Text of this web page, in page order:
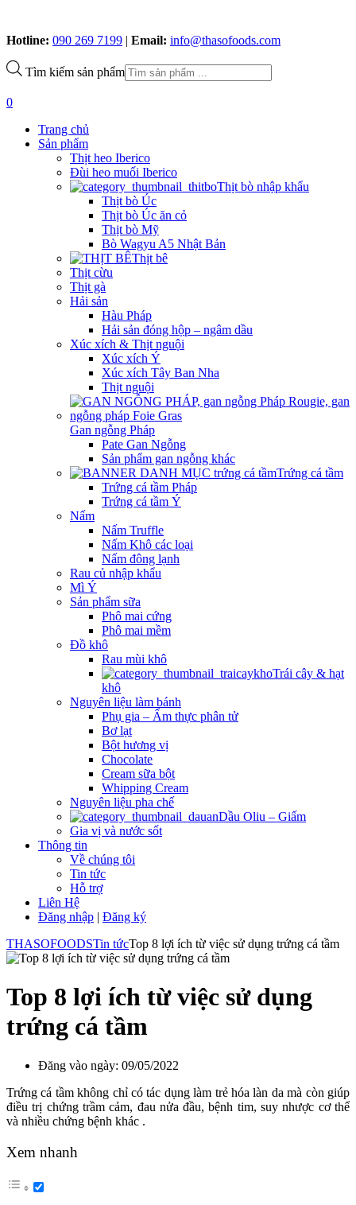
Hotline: 090 269 7199 | Email: info@thasofoods.com
Tìm kiếm sản phẩm
0
Trang chủ
Sản phẩm
Thịt heo Iberico
Đùi heo muối Iberico
Thịt bò nhập khẩu
Thịt bò Úc
Thịt bò Úc ăn cỏ
Thịt bò Mỹ
Bò Wagyu A5 Nhật Bản
Thịt bê
Thịt cừu
Thịt gà
Hải sản
Hàu Pháp
Hải sản đóng hộp – ngâm dầu
Xúc xích & Thịt nguội
Xúc xích Ý
Xúc xích Tây Ban Nha
Thịt nguội
Gan ngỗng Pháp
Pate Gan Ngỗng
Sản phẩm gan ngỗng khác
Trứng cá tầm
Trứng cá tầm Pháp
Trứng cá tầm Ý
Nấm
Nấm Truffle
Nấm Khô các loại
Nấm đông lạnh
Rau củ nhập khẩu
Mì Ý
Sản phẩm sữa
Phô mai cứng
Phô mai mềm
Đồ khô
Rau mùi khô
Trái cây & hạt
khô
Nguyên liệu làm bánh
Phụ gia – Ẩm thực phân tử
Bơ lạt
Bột hương vị
Chocolate
Cream sữa bột
Whipping Cream
Nguyên liệu pha chế
Dầu Oliu – Giấm
Gia vị và nước sốt
Thông tin
Về chúng tôi
Tin tức
Hỗ trợ
Liên Hệ
Đăng nhập | Đăng ký
THASOFOODSTin tứcTop 8 lợi ích từ việc sử dụng trứng cá tầm
Top 8 lợi ích từ việc sử dụng
trứng cá tầm
Đăng vào ngày: 09/05/2022
Trứng cá tầm không chỉ có tác dụng làm trẻ hóa làn da mà còn giúp
điều trị chứng trầm cảm, đau nửa đầu, bệnh tim, suy nhược cơ thể
và nhiều chứng bệnh khác .
Xem nhanh